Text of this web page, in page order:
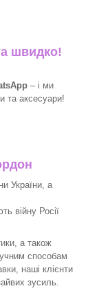
швидко!
– і ми
та аксесуари!
України, а
війну Росії
а також
способам
наші клієнти
зусиль.